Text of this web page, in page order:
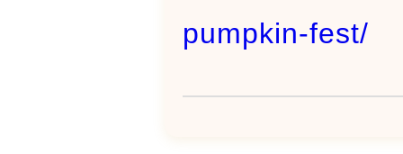
pumpkin-fest/